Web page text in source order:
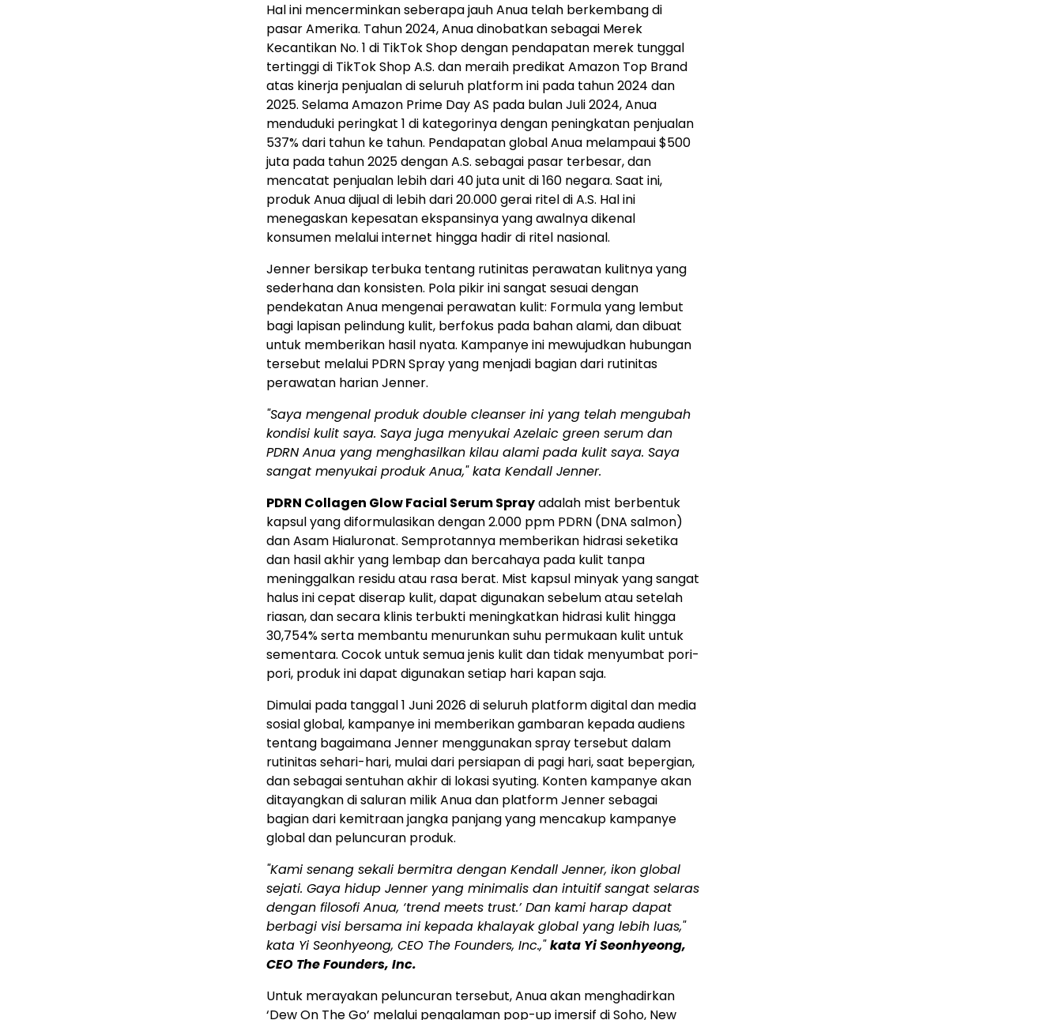
Hal ini mencerminkan seberapa jauh Anua telah berkembang di
pasar Amerika. Tahun 2024, Anua dinobatkan sebagai Merek
Kecantikan No. 1 di TikTok Shop dengan pendapatan merek tunggal
tertinggi di TikTok Shop A.S. dan meraih predikat Amazon Top Brand
atas kinerja penjualan di seluruh platform ini pada tahun 2024 dan
2025. Selama Amazon Prime Day AS pada bulan Juli 2024, Anua
menduduki peringkat 1 di kategorinya dengan peningkatan penjualan
537% dari tahun ke tahun. Pendapatan global Anua melampaui $500
juta pada tahun 2025 dengan A.S. sebagai pasar terbesar, dan
mencatat penjualan lebih dari 40 juta unit di 160 negara. Saat ini,
produk Anua dijual di lebih dari 20.000 gerai ritel di A.S. Hal ini
menegaskan kepesatan ekspansinya yang awalnya dikenal
konsumen melalui internet hingga hadir di ritel nasional.
Jenner bersikap terbuka tentang rutinitas perawatan kulitnya yang
sederhana dan konsisten. Pola pikir ini sangat sesuai dengan
pendekatan Anua mengenai perawatan kulit: Formula yang lembut
bagi lapisan pelindung kulit, berfokus pada bahan alami, dan dibuat
untuk memberikan hasil nyata. Kampanye ini mewujudkan hubungan
tersebut melalui PDRN Spray yang menjadi bagian dari rutinitas
perawatan harian Jenner.
"Saya mengenal produk double cleanser ini yang telah mengubah
kondisi kulit saya. Saya juga menyukai Azelaic green serum dan
PDRN Anua yang menghasilkan kilau alami pada kulit saya. Saya
sangat menyukai produk Anua,"kata Kendall Jenner.
PDRN Collagen Glow Facial Serum Sprayadalah mist berbentuk
kapsul yang diformulasikan dengan 2.000 ppm PDRN (DNA salmon)
dan Asam Hialuronat. Semprotannya memberikan hidrasi seketika
dan hasil akhir yang lembap dan bercahaya pada kulit tanpa
meninggalkan residu atau rasa berat. Mist kapsul minyak yang sangat
halus ini cepat diserap kulit, dapat digunakan sebelum atau setelah
riasan, dan secara klinis terbukti meningkatkan hidrasi kulit hingga
30,754% serta membantu menurunkan suhu permukaan kulit untuk
sementara. Cocok untuk semua jenis kulit dan tidak menyumbat pori-
pori, produk ini dapat digunakan setiap hari kapan saja.
Dimulai pada tanggal 1 Juni 2026 di seluruh platform digital dan media
sosial global, kampanye ini memberikan gambaran kepada audiens
tentang bagaimana Jenner menggunakan spray tersebut dalam
rutinitas sehari-hari, mulai dari persiapan di pagi hari, saat bepergian,
dan sebagai sentuhan akhir di lokasi syuting. Konten kampanye akan
ditayangkan di saluran milik Anua dan platform Jenner sebagai
bagian dari kemitraan jangka panjang yang mencakup kampanye
global dan peluncuran produk.
"Kami senang sekali bermitra dengan Kendall Jenner, ikon global
sejati. Gaya hidup Jenner yang minimalis dan intuitif sangat selaras
dengan filosofi Anua, ‘trend meets trust.’ Dan kami harap dapat
berbagi visi bersama ini kepada khalayak global yang lebih luas,"
kata Yi Seonhyeong, CEO The Founders, Inc.,"kata Yi Seonhyeong,
CEO The Founders, Inc.
Untuk merayakan peluncuran tersebut, Anua akan menghadirkan
‘Dew On The Go’ melalui pengalaman pop-up imersif di Soho, New